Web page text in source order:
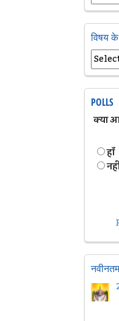
विषय
POLLS
क्या
हॉं